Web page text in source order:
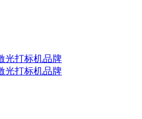
光打标机品牌
光打标机品牌